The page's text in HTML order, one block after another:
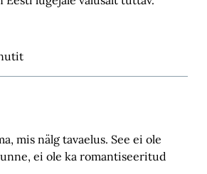
mis nälg tavaelus. See ei ole
ei ole ka romantiseeritud